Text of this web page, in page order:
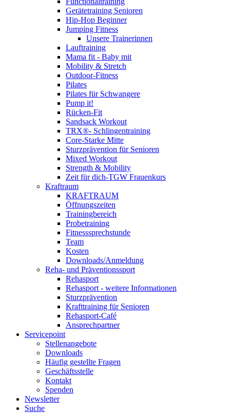
Gerätetraining Senioren
Hip-Hop Beginner
Jumping Fitness
Unsere Trainerinnen
Lauftraining
Mama fit - Baby mit
Mobility & Stretch
Outdoor-Fitness
Pilates
Pilates für Schwangere
Pump it!
Rücken-Fit
Sandsack Workout
TRX®- Schlingentraining
Core-Starke Mitte
Sturzprävention für Senioren
Mixed Workout
Strength & Mobility
Zeit für dich-TGW Frauenkurs
Kraftraum
KRAFTRAUM
Öffnungszeiten
Trainingbereich
Probetraining
Fitnesssprechstunde
Team
Kosten
Downloads/Anmeldung
Reha- und Präventionssport
Rehasport
Rehasport - weitere Informationen
Sturzprävention
Krafttraining für Senioren
Rehasport-Café
Ansprechpartner
Servicepoint
Stellenangebote
Downloads
Häufig gestellte Fragen
Geschäftsstelle
Kontakt
Spenden
Newsletter
Suche